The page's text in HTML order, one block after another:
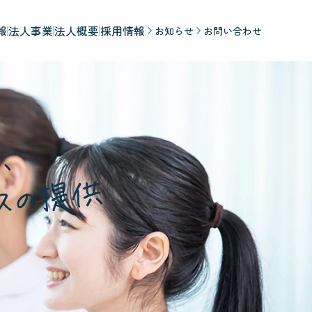
法人事業法人概要採用情報 お知らせ お問い合わせ